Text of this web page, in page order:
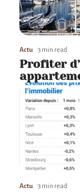
Actu 3 min read
Profiter
Actu 3 min read